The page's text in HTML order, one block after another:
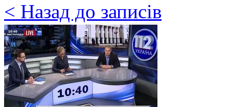
< Назад до записів